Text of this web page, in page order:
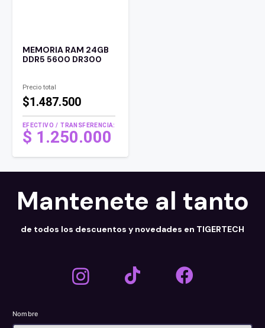
MEMORIA RAM 24GB
DDR5 5600 DR300
Precio total
$1.487.500
EFECTIVO / TRANSFERENCIA:
$ 1.250.000
Mantenete al tanto
de todos los descuentos y novedades en TIGERTECH
Nombre